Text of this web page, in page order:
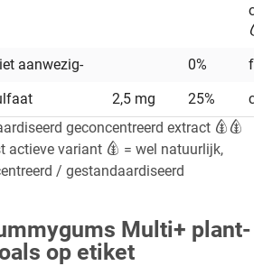
aanwezig- 0%
2,5 mg 25%
geconcentreerd extract
actieve variant
= wel natuurlijk,
/ gestandaardiseerd
Multi+ plant-
op etiket